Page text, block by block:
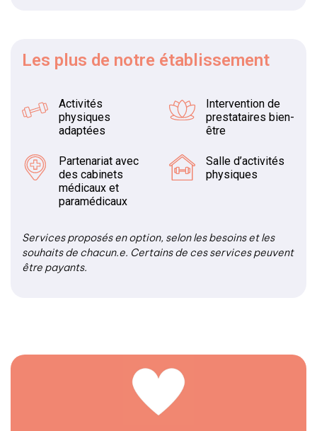
Les plus de notre établissement
Activités
physiques
adaptées
Intervention de
prestataires bien-
être
Partenariat avec
des cabinets
médicaux et
paramédicaux
Salle d’activités
physiques
Services proposés en option, selon les besoins et les
souhaits de chacun.e. Certains de ces services peuvent
être payants.